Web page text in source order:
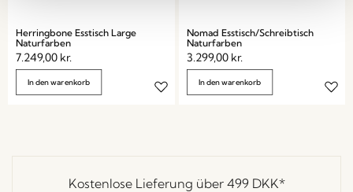
Herringbone Esstisch Large
Naturfarben
7.249,00 kr.
In den warenkorb
Nomad Esstisch/Schreibtisch
Naturfarben
3.299,00 kr.
In den warenkorb
Kostenlose Lieferung über 499 DKK*